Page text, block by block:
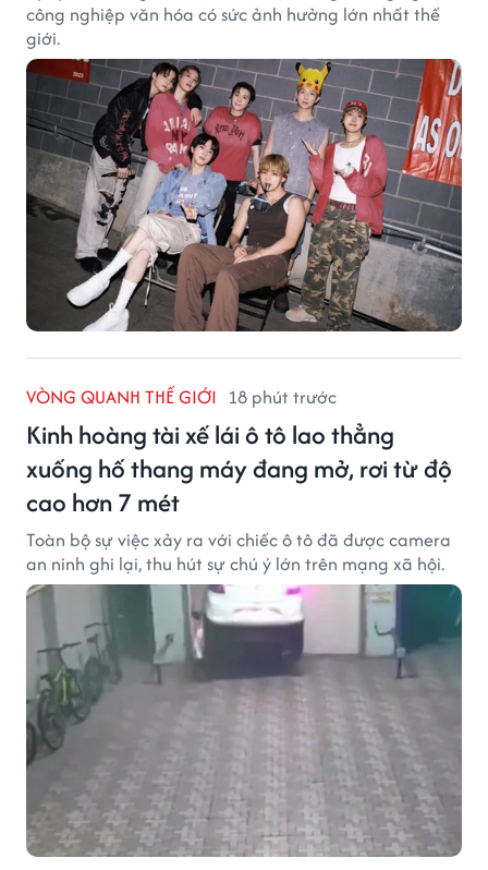
công nghiệp văn hóa có sức ảnh hưởng lớn nhất thế
giới.
VÒNG QUANH THẾ GIỚI 18 phút trước
Kinh hoàng tài xế lái ô tô lao thẳng
xuống hố thang máy đang mở, rơi từ độ
cao hơn 7 mét
Toàn bộ sự việc xảy ra với chiếc ô tô đã được camera
an ninh ghi lại, thu hút sự chú ý lớn trên mạng xã hội.